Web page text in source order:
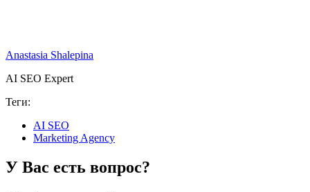
Anastasia Shalepina
AI SEO Expert
Теги:
AI SEO
Marketing Agency
У Вас есть вопрос?